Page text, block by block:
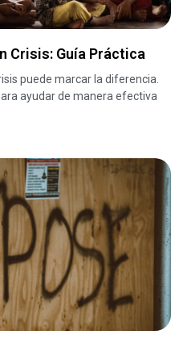
Crisis: Guía Práctica
puede marcar la diferencia.
ayudar de manera efectiva